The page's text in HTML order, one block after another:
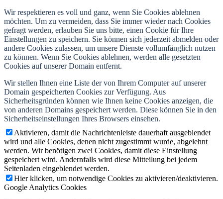
Wir respektieren es voll und ganz, wenn Sie Cookies ablehnen
möchten. Um zu vermeiden, dass Sie immer wieder nach Cookies
gefragt werden, erlauben Sie uns bitte, einen Cookie für Ihre
Einstellungen zu speichern. Sie können sich jederzeit abmelden oder
andere Cookies zulassen, um unsere Dienste vollumfänglich nutzen
zu können. Wenn Sie Cookies ablehnen, werden alle gesetzten
Cookies auf unserer Domain entfernt.
Wir stellen Ihnen eine Liste der von Ihrem Computer auf unserer
Domain gespeicherten Cookies zur Verfügung. Aus
Sicherheitsgründen können wie Ihnen keine Cookies anzeigen, die
von anderen Domains gespeichert werden. Diese können Sie in den
Sicherheitseinstellungen Ihres Browsers einsehen.
Aktivieren, damit die Nachrichtenleiste dauerhaft ausgeblendet
wird und alle Cookies, denen nicht zugestimmt wurde, abgelehnt
werden. Wir benötigen zwei Cookies, damit diese Einstellung
gespeichert wird. Andernfalls wird diese Mitteilung bei jedem
Seitenladen eingeblendet werden.
Hier klicken, um notwendige Cookies zu aktivieren/deaktivieren.
Google Analytics Cookies